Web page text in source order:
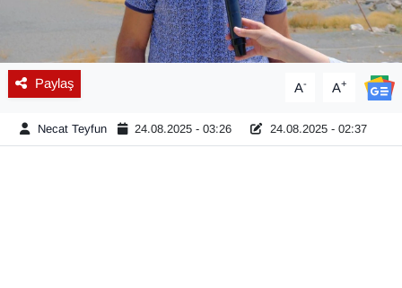
Paylaş A- A+
Necat Teyfun 24.08.2025 - 03:26 24.08.2025 - 02:37
En çok konuşulanlar